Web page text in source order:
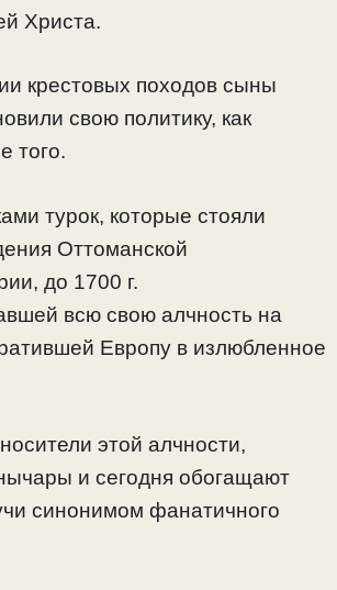
Христа.
крестовых походов сыны
свою политику, как
того.
турок, которые стояли
Оттоманской
до 1700 г.
всю свою алчность на
Европу в излюбленное
этой алчности,
и сегодня обогащают
синонимом фанатичного